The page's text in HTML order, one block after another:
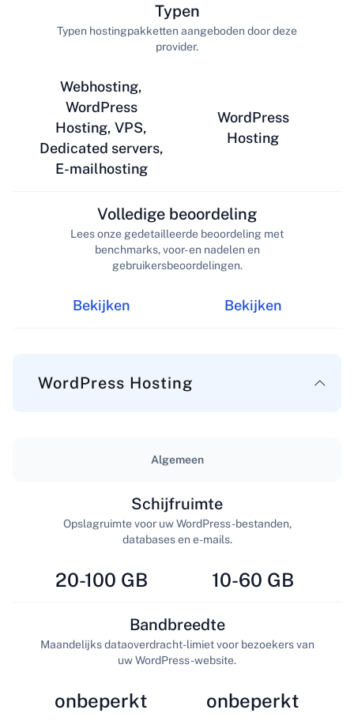
Webhosting,
WordPress
Hosting, VPS,
Dedicated servers,
E-mailhosting
Typen
Typen hostingpakketten aangeboden door deze
provider.
WordPress
Hosting
Bekijken
Volledige beoordeling
Lees onze gedetailleerde beoordeling met
benchmarks, voor- en nadelen en
gebruikersbeoordelingen.
Bekijken
WordPress Hosting
Algemeen
20-100 GB
Schijfruimte
Opslagruimte voor uw WordPress-bestanden,
databases en e-mails.
10-60 GB
onbeperkt
Bandbreedte
Maandelijks dataoverdracht-limiet voor bezoekers van
uw WordPress-website.
onbeperkt